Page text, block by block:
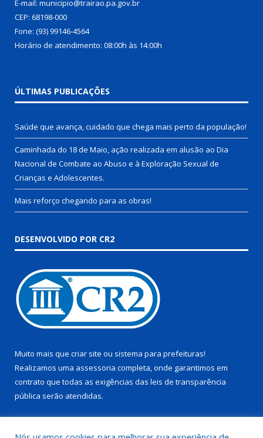
E-mail: municipio@trairao.pa.gov.br
CEP: 68198-000
Fone: (93) 99146-4564
Horário de atendimento: 08:00h às 14:00h
ÚLTIMAS PUBLICAÇÕES
Saúde que avança, cuidado que chega mais perto da população!
Caminhada do 18 de Maio, ação realizada em alusão ao Dia
Nacional de Combate ao Abuso e à Exploração Sexual de
Crianças e Adolescentes.
Mais reforço chegando para as obras!
DESENVOLVIDO POR CR2
Muito mais que criar site ou sistema para prefeituras!
Realizamos uma assessoria completa, onde garantimos em
contrato que todas as exigências das leis de transparência
pública serão atendidas.